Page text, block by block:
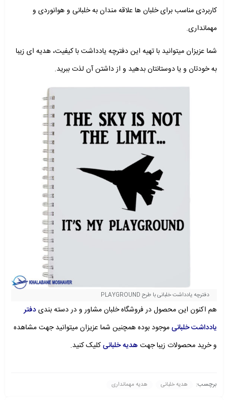
کاربردی مناسب برای خلبان ها علاقه مندان به خلبانی و هوانوردی و
مهمانداری.
شما عزیزان میتوانید با تهیه این دفترچه یادداشت با کیفیت، هدیه ای زیبا
به خودتان و یا دوستانتان بدهید و از داشتن آن لذت ببرید.
دفترچه یادداشت خلبانی با طرح PLAYGROUND
هم اکنون این محصول در فروشگاه خلبان مشاور و در دسته بندیدفتر
یادداشت خلبانیموجود بوده همچنین شما عزیزان میتوانید جهت مشاهده
و خرید محصولات زیبا جهت هدیه خلبانیکلیک کنید.
برچسب: هدیه خلبانی هدیه مهمانداری